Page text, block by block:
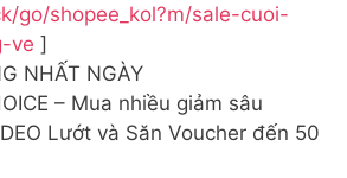
go/shopee_kol?m/sale-cuoi-
ve ]
NHẤT NGÀY
– Mua nhiều giảm sâu
Lướt và Săn Voucher đến 50